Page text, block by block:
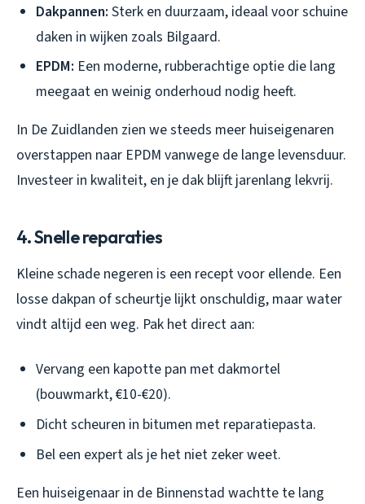
Dakpannen: Sterk en duurzaam, ideaal voor schuine
daken in wijken zoals Bilgaard.
EPDM: Een moderne, rubberachtige optie die lang
meegaat en weinig onderhoud nodig heeft.
In De Zuidlanden zien we steeds meer huiseigenaren
overstappen naar EPDM vanwege de lange levensduur.
Investeer in kwaliteit, en je dak blijft jarenlang lekvrij.
4. Snelle reparaties
Kleine schade negeren is een recept voor ellende. Een
losse dakpan of scheurtje lijkt onschuldig, maar water
vindt altijd een weg. Pak het direct aan:
Vervang een kapotte pan met dakmortel
(bouwmarkt, €10-€20).
Dicht scheuren in bitumen met reparatiepasta.
Bel een expert als je het niet zeker weet.
Een huiseigenaar in de Binnenstad wachtte te lang